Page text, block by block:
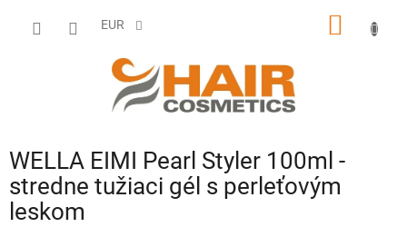
EUR
WELLA EIMI Pearl Styler 100ml -
stredne tužiaci gél s perleťovým
leskom